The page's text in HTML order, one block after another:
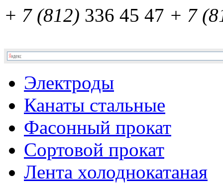
+ 7 (812) 336 45 47 + 7
Электроды
Канаты стальные
Фасонный прокат
Сортовой прокат
Лента холоднокатаная